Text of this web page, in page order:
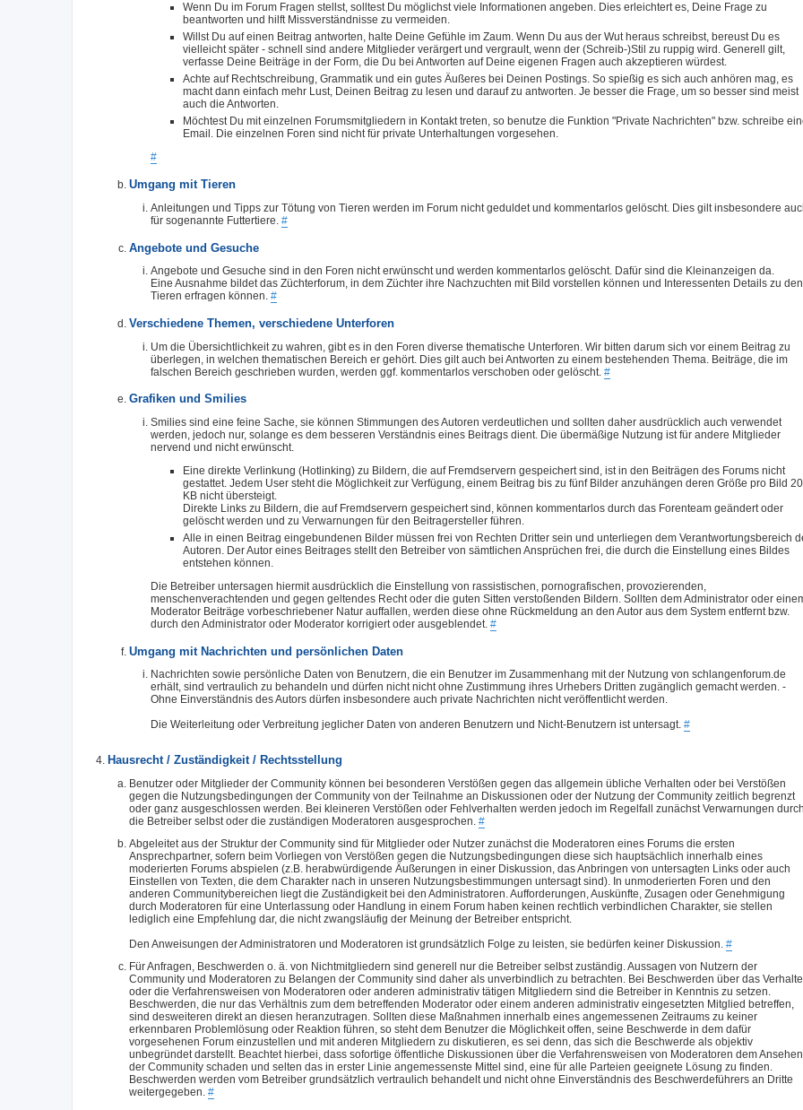
Wenn Du im Forum Fragen stellst, solltest Du möglichst viele Informationen angeben. Dies erleichtert es, Deine Frage zu
beantworten und hilft Missverständnisse zu vermeiden.
Willst Du auf einen Beitrag antworten, halte Deine Gefühle im Zaum. Wenn Du aus der Wut heraus schreibst, bereust Du es
vielleicht später - schnell sind andere Mitglieder verärgert und vergrault, wenn der (Schreib-)Stil zu ruppig wird. Generell gilt,
verfasse Deine Beiträge in der Form, die Du bei Antworten auf Deine eigenen Fragen auch akzeptieren würdest.
Achte auf Rechtschreibung, Grammatik und ein gutes Äußeres bei Deinen Postings. So spießig es sich auch anhören mag, es
macht dann einfach mehr Lust, Deinen Beitrag zu lesen und darauf zu antworten. Je besser die Frage, um so besser sind meist
auch die Antworten.
Möchtest Du mit einzelnen Forumsmitgliedern in Kontakt treten, so benutze die Funktion "Private Nachrichten" bzw. schreibe
Email. Die einzelnen Foren sind nicht für private Unterhaltungen vorgesehen.
#
Umgang mit Tieren
Anleitungen und Tipps zur Tötung von Tieren werden im Forum nicht geduldet und kommentarlos gelöscht. Dies gilt insbesondere
für sogenannte Futtertiere. #
Angebote und Gesuche
Angebote und Gesuche sind in den Foren nicht erwünscht und werden kommentarlos gelöscht. Dafür sind die Kleinanzeigen da.
Eine Ausnahme bildet das Züchterforum, in dem Züchter ihre Nachzuchten mit Bild vorstellen können und Interessenten Details zu den
Tieren erfragen können. #
Verschiedene Themen, verschiedene Unterforen
Um die Übersichtlichkeit zu wahren, gibt es in den Foren diverse thematische Unterforen. Wir bitten darum sich vor einem Beitrag zu
überlegen, in welchen thematischen Bereich er gehört. Dies gilt auch bei Antworten zu einem bestehenden Thema. Beiträge, die im
falschen Bereich geschrieben wurden, werden ggf. kommentarlos verschoben oder gelöscht. #
Grafiken und Smilies
Smilies sind eine feine Sache, sie können Stimmungen des Autoren verdeutlichen und sollten daher ausdrücklich auch verwendet
werden, jedoch nur, solange es dem besseren Verständnis eines Beitrags dient. Die übermäßige Nutzung ist für andere Mitglieder
nervend und nicht erwünscht.
Eine direkte Verlinkung (Hotlinking) zu Bildern, die auf Fremdservern gespeichert sind, ist in den Beiträgen des Forums nicht
gestattet. Jedem User steht die Möglichkeit zur Verfügung, einem Beitrag bis zu fünf Bilder anzuhängen deren Größe pro Bild
KB nicht übersteigt.
Direkte Links zu Bildern, die auf Fremdservern gespeichert sind, können kommentarlos durch das Forenteam geändert oder
gelöscht werden und zu Verwarnungen für den Beitragersteller führen.
Alle in einen Beitrag eingebundenen Bilder müssen frei von Rechten Dritter sein und unterliegen dem Verantwortungsbereich
Autoren. Der Autor eines Beitrages stellt den Betreiber von sämtlichen Ansprüchen frei, die durch die Einstellung eines Bildes
entstehen können.
Die Betreiber untersagen hiermit ausdrücklich die Einstellung von rassistischen, pornografischen, provozierenden,
menschenverachtenden und gegen geltendes Recht oder die guten Sitten verstoßenden Bildern. Sollten dem Administrator oder
Moderator Beiträge vorbeschriebener Natur auffallen, werden diese ohne Rückmeldung an den Autor aus dem System entfernt bzw.
durch den Administrator oder Moderator korrigiert oder ausgeblendet. #
Umgang mit Nachrichten und persönlichen Daten
Nachrichten sowie persönliche Daten von Benutzern, die ein Benutzer im Zusammenhang mit der Nutzung von schlangenforum.de
erhält, sind vertraulich zu behandeln und dürfen nicht nicht ohne Zustimmung ihres Urhebers Dritten zugänglich gemacht werden. -
Ohne Einverständnis des Autors dürfen insbesondere auch private Nachrichten nicht veröffentlicht werden.
Die Weiterleitung oder Verbreitung jeglicher Daten von anderen Benutzern und Nicht-Benutzern ist untersagt. #
Hausrecht / Zuständigkeit / Rechtsstellung
Benutzer oder Mitglieder der Community können bei besonderen Verstößen gegen das allgemein übliche Verhalten oder bei Verstößen
gegen die Nutzungsbedingungen der Community von der Teilnahme an Diskussionen oder der Nutzung der Community zeitlich begrenzt
oder ganz ausgeschlossen werden. Bei kleineren Verstößen oder Fehlverhalten werden jedoch im Regelfall zunächst Verwarnungen durch
die Betreiber selbst oder die zuständigen Moderatoren ausgesprochen. #
Abgeleitet aus der Struktur der Community sind für Mitglieder oder Nutzer zunächst die Moderatoren eines Forums die ersten
Ansprechpartner, sofern beim Vorliegen von Verstößen gegen die Nutzungsbedingungen diese sich hauptsächlich innerhalb eines
moderierten Forums abspielen (z.B. herabwürdigende Äußerungen in einer Diskussion, das Anbringen von untersagten Links oder auch
Einstellen von Texten, die dem Charakter nach in unseren Nutzungsbestimmungen untersagt sind). In unmoderierten Foren und den
anderen Communitybereichen liegt die Zuständigkeit bei den Administratoren. Aufforderungen, Auskünfte, Zusagen oder Genehmigung
durch Moderatoren für eine Unterlassung oder Handlung in einem Forum haben keinen rechtlich verbindlichen Charakter, sie stellen
lediglich eine Empfehlung dar, die nicht zwangsläufig der Meinung der Betreiber entspricht.
Den Anweisungen der Administratoren und Moderatoren ist grundsätzlich Folge zu leisten, sie bedürfen keiner Diskussion. #
Für Anfragen, Beschwerden o. ä. von Nichtmitgliedern sind generell nur die Betreiber selbst zuständig. Aussagen von Nutzern der
Community und Moderatoren zu Belangen der Community sind daher als unverbindlich zu betrachten. Bei Beschwerden über das
oder die Verfahrensweisen von Moderatoren oder anderen administrativ tätigen Mitgliedern sind die Betreiber in Kenntnis zu setzen.
Beschwerden, die nur das Verhältnis zum dem betreffenden Moderator oder einem anderen administrativ eingesetzten Mitglied betreffen,
sind desweiteren direkt an diesen heranzutragen. Sollten diese Maßnahmen innerhalb eines angemessenen Zeitraums zu keiner
erkennbaren Problemlösung oder Reaktion führen, so steht dem Benutzer die Möglichkeit offen, seine Beschwerde in dem dafür
vorgesehenen Forum einzustellen und mit anderen Mitgliedern zu diskutieren, es sei denn, das sich die Beschwerde als objektiv
unbegründet darstellt. Beachtet hierbei, dass sofortige öffentliche Diskussionen über die Verfahrensweisen von Moderatoren dem Ansehen
der Community schaden und selten das in erster Linie angemessenste Mittel sind, eine für alle Parteien geeignete Lösung zu finden.
Beschwerden werden vom Betreiber grundsätzlich vertraulich behandelt und nicht ohne Einverständnis des Beschwerdeführers an Dritte
weitergegeben. #